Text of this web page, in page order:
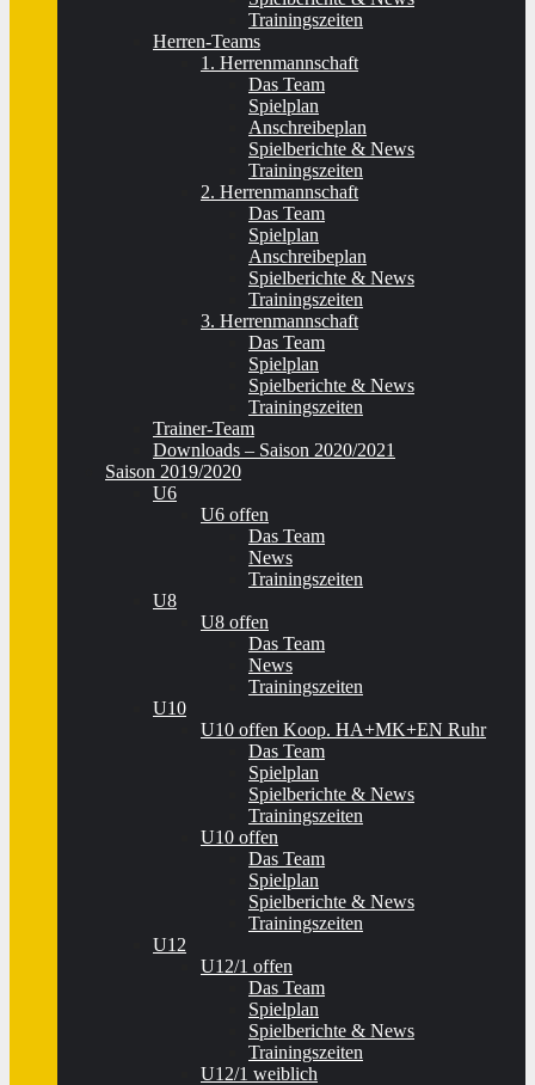
Trainingszeiten
Herren-Teams
1. Herrenmannschaft
Das Team
Spielplan
Anschreibeplan
Spielberichte & News
Trainingszeiten
2. Herrenmannschaft
Das Team
Spielplan
Anschreibeplan
Spielberichte & News
Trainingszeiten
3. Herrenmannschaft
Das Team
Spielplan
Spielberichte & News
Trainingszeiten
Trainer-Team
Downloads – Saison 2020/2021
Saison 2019/2020
U6
U6 offen
Das Team
News
Trainingszeiten
U8
U8 offen
Das Team
News
Trainingszeiten
U10
U10 offen Koop. HA+MK+EN Ruhr
Das Team
Spielplan
Spielberichte & News
Trainingszeiten
U10 offen
Das Team
Spielplan
Spielberichte & News
Trainingszeiten
U12
U12/1 offen
Das Team
Spielplan
Spielberichte & News
Trainingszeiten
U12/1 weiblich